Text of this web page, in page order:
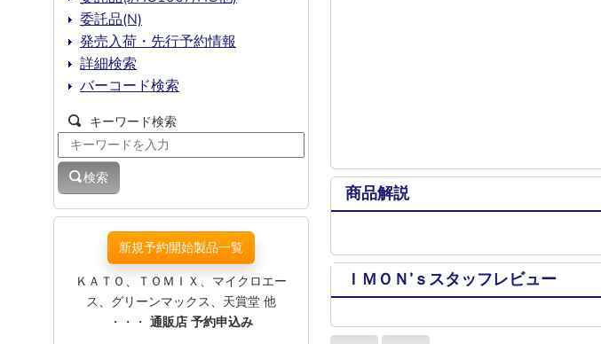
商品解説
ＩＭＯＮ’ｓスタッフレビュー
委託品(N)
発売入荷・先行予約情報
詳細検索
バーコード検索
キーワード検索
検索
新規予約開始製品一覧
ＫＡＴＯ、ＴＯＭＩＸ、マイクロエー
ス、グリーンマックス、天賞堂 他
・・・ 通販店 予約申込み